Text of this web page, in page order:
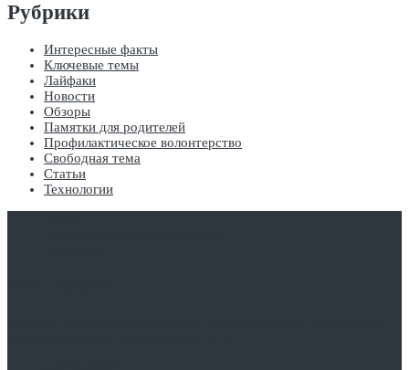
Рубрики
Интересные факты
Ключевые темы
Лайфаки
Новости
Обзоры
Памятки для родителей
Профилактическое волонтерство
Свободная тема
Статьи
Технологии